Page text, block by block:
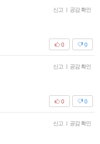
신고 | 공감 확인
0
0
신고 | 공감 확인
0
0
신고 | 공감 확인